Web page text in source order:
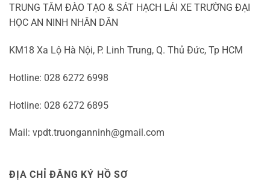
TRUNG TÂM ĐÀO TẠO & SÁT HẠCH LÁI XE TRƯỜNG ĐẠI
HỌC AN NINH NHÂN DÂN
KM18 Xa Lộ Hà Nội, P. Linh Trung, Q. Thủ Đức, Tp HCM
Hotline: 028 6272 6998
Hotline: 028 6272 6895
Mail: vpdt.truonganninh@gmail.com
ĐỊA CHỈ ĐĂNG KÝ HỒ SƠ